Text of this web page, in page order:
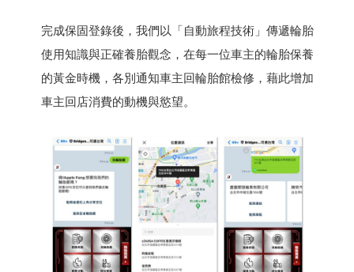
完成保固登錄後，我們以「自動旅程技術」傳遞輪胎
使用知識與正確養胎觀念，在每一位車主的輪胎保養
的黃金時機，各別通知車主回輪胎館檢修，藉此增加
車主回店消費的動機與慾望。